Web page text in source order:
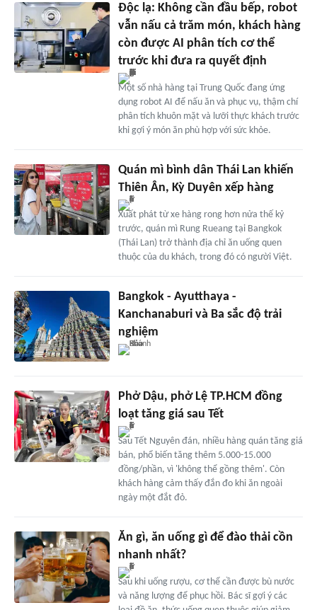
Độc lạ: Không cần đầu bếp, robot
vẫn nấu cả trăm món, khách hàng
còn được AI phân tích cơ thể
trước khi đưa ra quyết định
Một số nhà hàng tại Trung Quốc đang ứng
dụng robot AI để nấu ăn và phục vụ, thậm chí
phân tích khuôn mặt và lưỡi thực khách trước
khi gợi ý món ăn phù hợp với sức khỏe.
Quán mì bình dân Thái Lan khiến
Thiên Ân, Kỳ Duyên xếp hàng
Xuất phát từ xe hàng rong hơn nửa thế kỷ
trước, quán mì Rung Rueang tại Bangkok
(Thái Lan) trở thành địa chỉ ăn uống quen
thuộc của du khách, trong đó có người Việt.
Bangkok - Ayutthaya -
Kanchanaburi và Ba sắc độ trải
nghiệm
Phở Dậu, phở Lệ TP.HCM đồng
loạt tăng giá sau Tết
Sau Tết Nguyên đán, nhiều hàng quán tăng giá
bán, phổ biến tăng thêm 5.000-15.000
đồng/phần, vì 'không thể gồng thêm'. Còn
khách hàng cảm thấy đắn đo khi ăn ngoài
ngày một đắt đỏ.
Ăn gì, ăn uống gì để đào thải cồn
nhanh nhất?
Sau khi uống rượu, cơ thể cần được bù nước
và năng lượng để phục hồi. Bác sĩ gợi ý các